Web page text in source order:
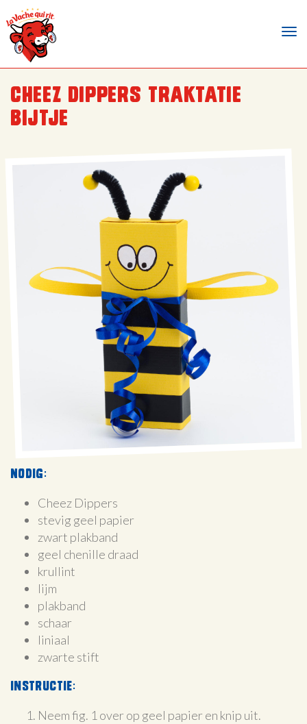
Cheez Dippers traktatie
Bijtje
Nodig:
Cheez Dippers
stevig geel papier
zwart plakband
geel chenille draad
krullint
lijm
plakband
schaar
liniaal
zwarte stift
instructie:
Neem fig. 1 over op geel papier en knip uit.